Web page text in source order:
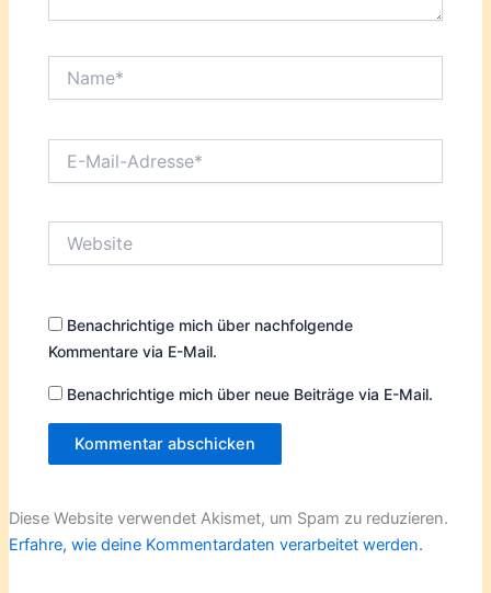
Mail-
Benachrichtige mich über nachfolgende
Kommentare via E-Mail.
Benachrichtige mich über neue Beiträge via E-Mail.
Diese Website verwendet Akismet, um Spam zu reduzieren.
Erfahre, wie deine Kommentardaten verarbeitet werden.